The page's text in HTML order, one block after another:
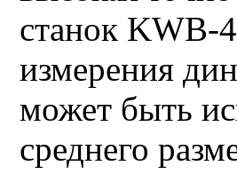
станок KWB-
измерения
может быть
среднего